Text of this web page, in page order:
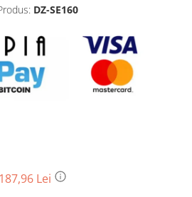
DZ-SE160
187,96 Lei